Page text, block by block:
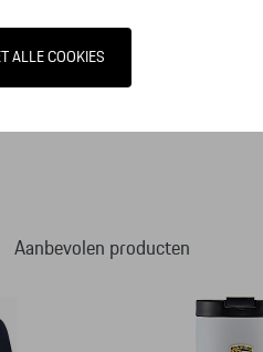
Aanbevolen producten